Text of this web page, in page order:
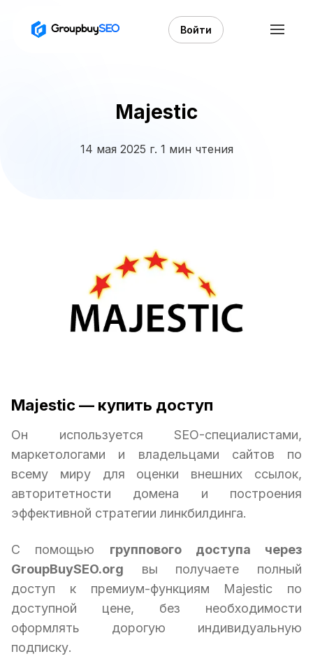
Войти
Majestic
14 мая 2025 г. 1 мин чтения
Majestic — купить доступ
Он используется SEO-специалистами,
маркетологами и владельцами сайтов по
всему миру для оценки внешних ссылок,
авторитетности домена и построения
эффективной стратегии линкбилдинга.
С помощью группового доступа через
GroupBuySEO.org вы получаете полный
доступ к премиум-функциям Majestic по
доступной цене, без необходимости
оформлять дорогую индивидуальную
подписку.